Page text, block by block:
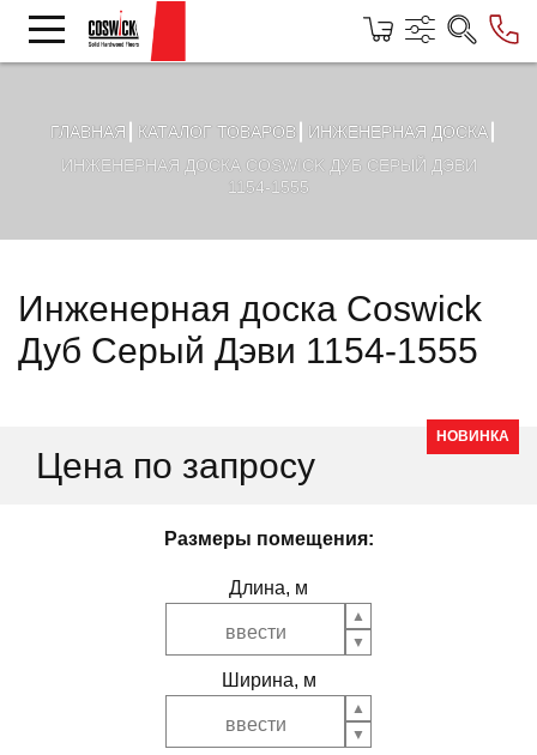
ГЛАВНАЯ КАТАЛОГ ТОВАРОВ
ИНЖЕНЕРНАЯ ДОСКА
ИНЖЕНЕРНАЯ ДОСКА COSWICK ДУБ СЕРЫЙ ДЭВИ
1154-1555
Инженерная доска Coswick
Дуб Серый Дэви 1154-1555
НОВИНКА
Цена по запросу
Размеры помещения:
Длина, м
Ширина, м